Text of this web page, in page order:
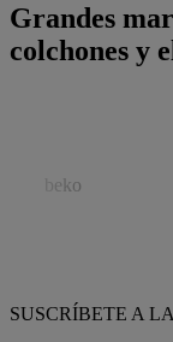
Grandes
colchones y
SUSCRÍBETE A